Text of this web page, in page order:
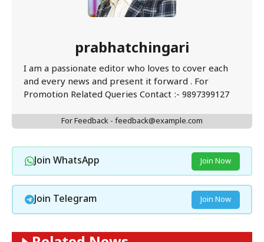
prabhatchingari
I am a passionate editor who loves to cover each
and every news and present it forward . For
Promotion Related Queries Contact :- 9897399127
For Feedback - feedback@example.com
Join WhatsApp Join Now
Join Telegram Join Now